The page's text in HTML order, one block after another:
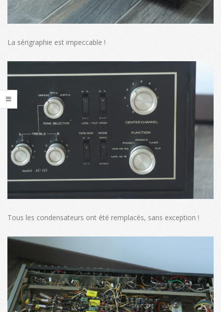
La sérigraphie est impeccable !
Tous les condensateurs ont été remplacés, sans exception !